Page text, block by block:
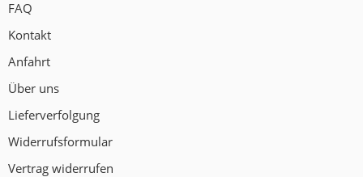
FAQ
Kontakt
Anfahrt
Über uns
Lieferverfolgung
Widerrufsformular
Vertrag widerrufen